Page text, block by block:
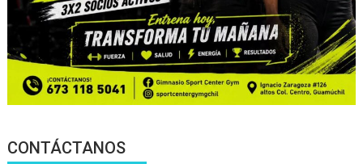
CONTÁCTANOS